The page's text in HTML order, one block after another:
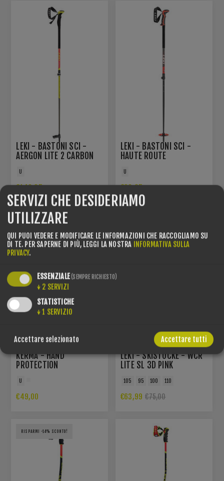
LEKI - BASTONI SCI -
AERGON LITE 2 CARBON
€149,95
LEKI - BASTONI SCI -
HAUTE ROUTE
€99,95
KERMA - HAND
PROTECTION
€49,00
LEKI - SKISTÖCKE - WCR
LITE SL 3D PINK
105 95 100 110
€63,99 €75,00
RISPARMI -14% SCONTO!
SERVIZI CHE DESIDERIAMO
UTILIZZARE
QUI PUOI VEDERE E MODIFICARE LE INFORMAZIONI CHE RACCOGLIAMO SU
DI TE. PER SAPERNE DI PIÙ, LEGGI LA NOSTRA INFORMATIVA SULLA
PRIVACY.
ESSENZIALE(SEMPRE RICHIESTO)
↓ 2 SERVIZI
STATISTICHE
↓ 1 SERVIZIO
Accettare selezionato Accettare tutti